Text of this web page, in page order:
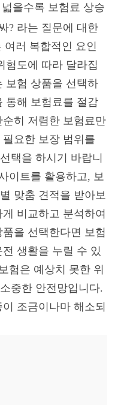
을수록 보험료 상승
? 라는 질문에 대한
여러 복합적인 요인
험도에 따라 달라집
보험 상품을 선택하
통해 보험료를 절감
히 저렴한 보험료만
요한 보장 범위를
택을 하시기 바랍니
이트를 활용하고, 보
맞춤 견적을 받아보
비교하고 분석하여
을 선택한다면 보험
생활을 누릴 수 있
험은 예상치 못한 위
중한 안전망입니다.
조금이나마 해소되